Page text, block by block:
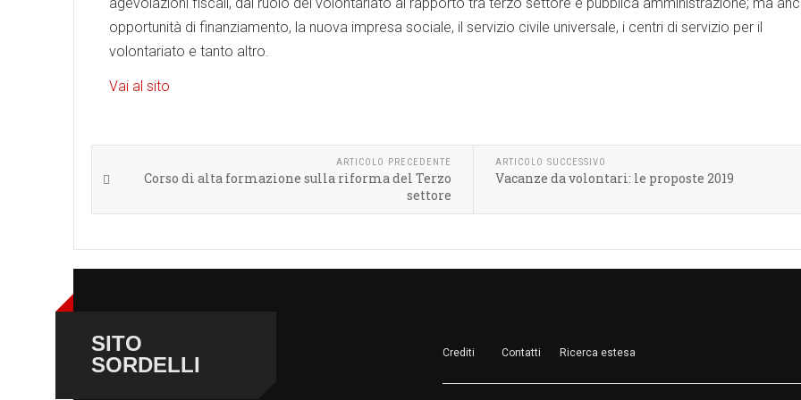
opportunità di finanziamento, la nuova impresa sociale, il servizio civile universale, i centri di servizio per il
volontariato e tanto altro.
Vai al sito
ARTICOLO PRECEDENTE
Corso di alta formazione sulla riforma del Terzo
settore
ARTICOLO SUCCESSIVO
Vacanze da volontari: le proposte 2019
SITO
SORDELLI
Crediti Contatti Ricerca estesa